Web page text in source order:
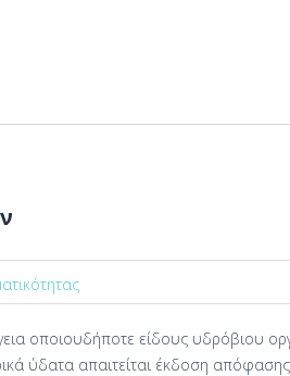
οποιουδήποτε είδους υδρόβιου
ύδατα απαιτείται έκδοση